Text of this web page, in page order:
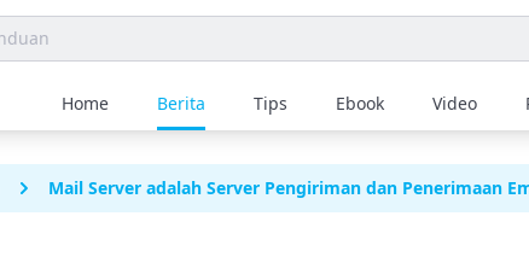
Home Berita Tips Ebook Video
Mail Server adalah Server Pengiriman dan Penerimaan